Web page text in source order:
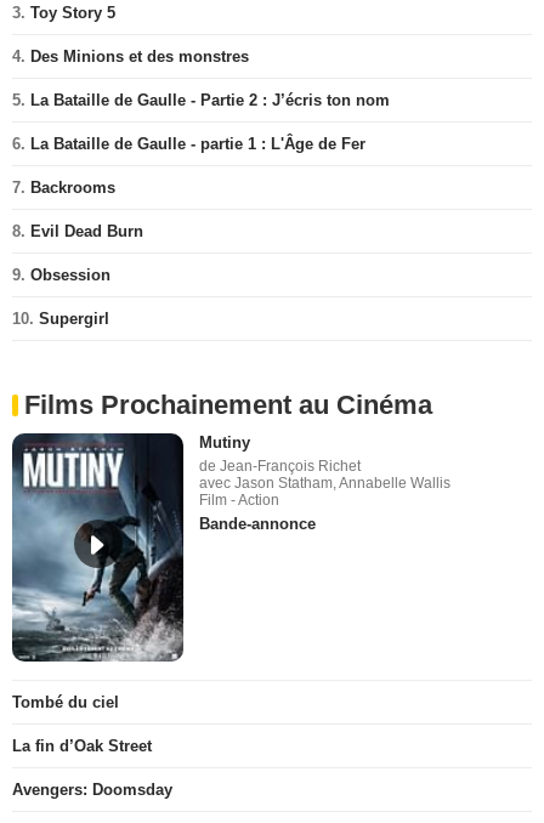
3. Toy Story 5
4. Des Minions et des monstres
5. La Bataille de Gaulle - Partie 2 : J’écris ton nom
6. La Bataille de Gaulle - partie 1 : L'Âge de Fer
7. Backrooms
8. Evil Dead Burn
9. Obsession
10. Supergirl
Films Prochainement au Cinéma
Mutiny
de Jean-François Richet
avec Jason Statham, Annabelle Wallis
Film - Action
Bande-annonce
Tombé du ciel
La fin d’Oak Street
Avengers: Doomsday